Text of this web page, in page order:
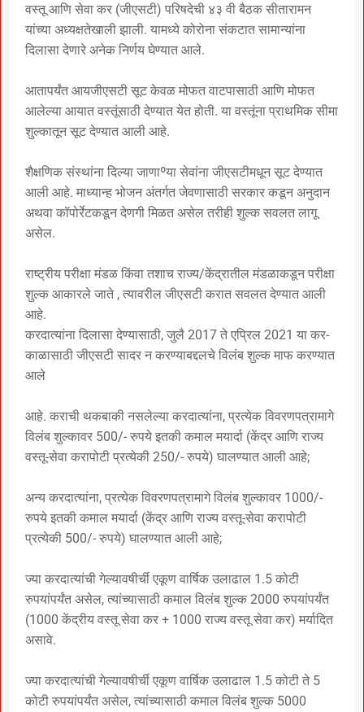
वस्तू आणि सेवा कर (जीएसटी) परिषदेची ४३ वी बैठक सीतारामन
यांच्या अध्यक्षतेखाली झाली. यामध्ये कोरोना संकटात सामान्यांना
दिलासा देणारे अनेक निर्णय घेण्यात आले.
आतापर्यंत आयजीएसटी सूट केवळ मोफत वाटपासाठी आणि मोफत
आलेल्या आयात वस्तूंसाठी देण्यात येत होती. या वस्तूंना प्राथमिक सीमा
शुल्कातून सूट देण्यात आली आहे.
शैक्षणिक संस्थांना दिल्या जाणाºया सेवांना जीएसटीमधून सूट देण्यात
आली आहे. माध्यान्ह भोजन अंतर्गत जेवणासाठी सरकार कडून अनुदान
अथवा कॉपोर्रेटकडून देणगी मिळत असेल तरीही शुल्क सवलत लागू
असेल.
राष्ट्रीय परीक्षा मंडळ किंवा तशाच राज्य/केंद्रातील मंडळाकडून परीक्षा
शुल्क आकारले जाते , त्यावरील जीएसटी करात सवलत देण्यात आली
आहे.
करदात्यांना दिलासा देण्यासाठी, जुलै 2017 ते एप्रिल 2021 या कर-
काळासाठी जीएसटी सादर न करण्याबद्दलचे विलंब शुल्क माफ करण्यात
आले
आहे. कराची थकबाकी नसलेल्या करदात्यांना, प्रत्येक विवरणपत्रामागे
विलंब शुल्कावर 500/- रुपये इतकी कमाल मयार्दा (केंद्र आणि राज्य
वस्तू-सेवा करापोटी प्रत्येकी 250/- रुपये) घालण्यात आली आहे;
अन्य करदात्यांना, प्रत्येक विवरणपत्रामागे विलंब शुल्कावर 1000/-
रुपये इतकी कमाल मयार्दा (केंद्र आणि राज्य वस्तू-सेवा करापोटी
प्रत्येकी 500/- रुपये) घालण्यात आली आहे;
ज्या करदात्यांची गेल्यावषीर्ची एकूण वार्षिक उलाढाल 1.5 कोटी
रुपयांपर्यंत असेल, त्यांच्यासाठी कमाल विलंब शुल्क 2000 रुपयांपर्यंत
(1000 केंद्रीय वस्तू सेवा कर + 1000 राज्य वस्तू सेवा कर) मर्यादित
असावे.
ज्या करदात्यांची गेल्यावषीर्ची एकूण वार्षिक उलाढाल 1.5 कोटी ते 5
कोटी रुपयांपर्यंत असेल, त्यांच्यासाठी कमाल विलंब शुल्क 5000